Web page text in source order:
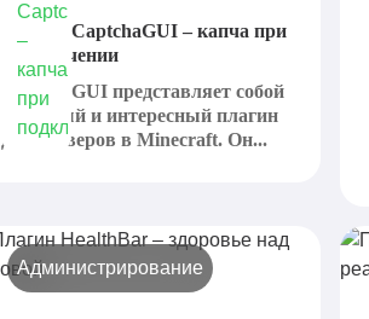
Плагин CaptchaGUI – капча при
подключении
CaptchaGUI представляет собой
полезный и интересный плагин
для серверов в Minecraft. Он...
Администрирование